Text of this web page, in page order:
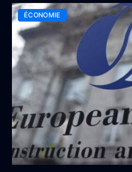
ÉCONOMIE